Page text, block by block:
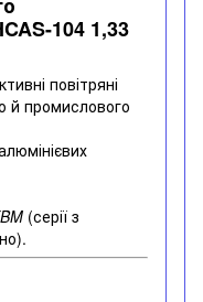
104 1,33
повітряні
й промислового
(серії з